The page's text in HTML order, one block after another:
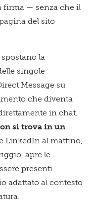
firma — senza che il
del sito
la
singole
Message su
che diventa
in chat.
si trova in un
LinkedIn al mattino,
apre le
presenti
adattato al contesto